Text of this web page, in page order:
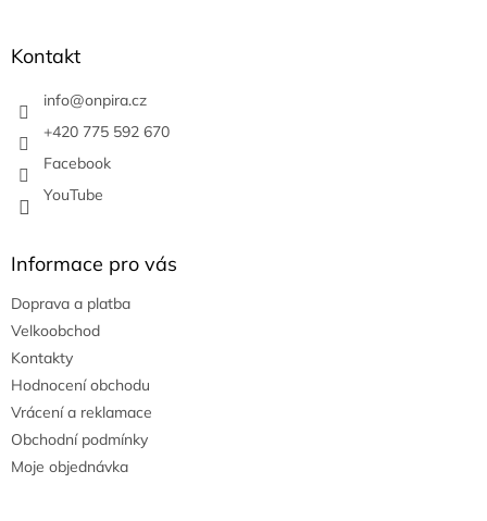
Kontakt
info@onpira.cz
+420 775 592 670
Facebook
YouTube
Informace pro vás
Doprava a platba
Velkoobchod
Kontakty
Hodnocení obchodu
Vrácení a reklamace
Obchodní podmínky
Moje objednávka